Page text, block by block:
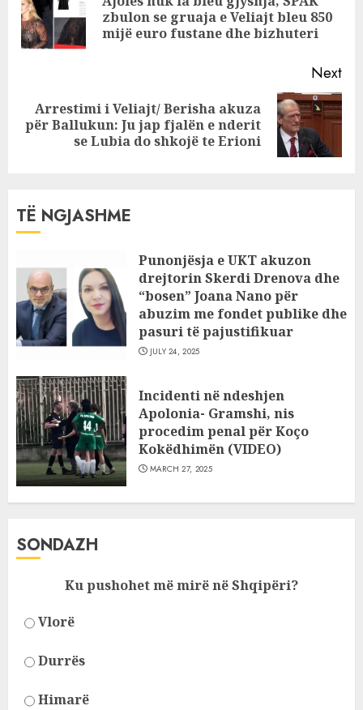
Abule
zbulon se gruaja e Veliajt bleu 850
mijë euro fustane dhe bizhuteri
Next
Next
Arrestimi i Veliajt/ Berisha akuza
për Ballukun: Ju jap fjalën e nderit
se Lubia do shkojë te Erioni
TË NGJASHME
Punonjësja e UKT akuzon
drejtorin Skerdi Drenova dhe
“bosen” Joana Nano për
abuzim me fondet publike dhe
pasuri të pajustifikuar
JULY 24, 2025
Incidenti në ndeshjen
Apolonia- Gramshi, nis
procedim penal për Koço
Kokëdhimën (VIDEO)
MARCH 27, 2025
SONDAZH
Ku pushohet më mirë në Shqipëri?
Vlorë
Durrës
Himarë